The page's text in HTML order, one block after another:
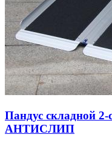
Пандус складной
АНТИСЛИП